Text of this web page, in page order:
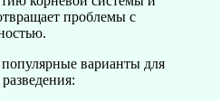
проблемы с
варианты для